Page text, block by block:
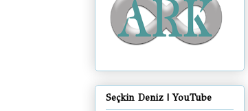
Seçkin Deniz | YouTube